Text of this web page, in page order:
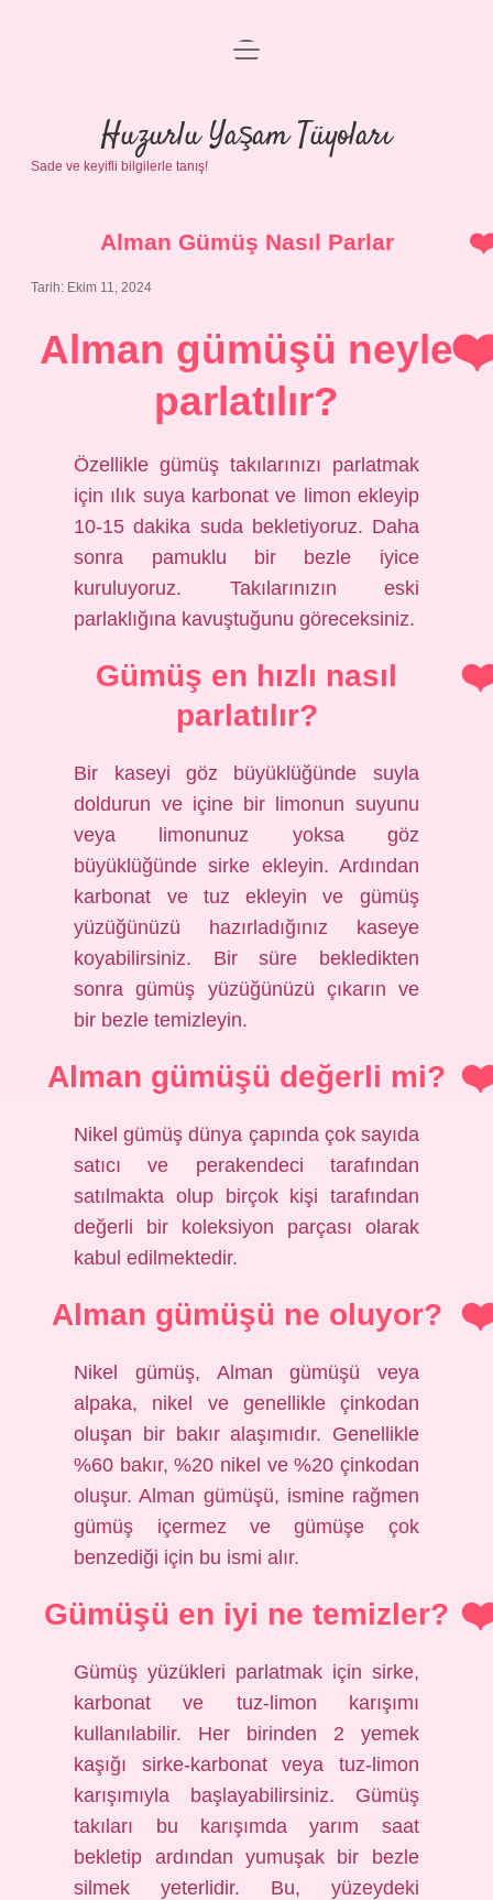
Anasayfa
Gizlilik Politikası
Yasal Uyarı
menüyü
Huzurlu Yaşam Tüyoları
Sade ve keyifli bilgilerle tanış!
Alman Gümüş Nasıl Parlar
Tarih: Ekim 11, 2024
Alman gümüşü neyle
parlatılır?
Özellikle gümüş takılarınızı parlatmak
için ılık suya karbonat ve limon ekleyip
10-15 dakika suda bekletiyoruz. Daha
sonra pamuklu bir bezle iyice
kuruluyoruz. Takılarınızın eski
parlaklığına kavuştuğunu göreceksiniz.
Gümüş en hızlı nasıl
parlatılır?
Bir kaseyi göz büyüklüğünde suyla
doldurun ve içine bir limonun suyunu
veya limonunuz yoksa göz
büyüklüğünde sirke ekleyin. Ardından
karbonat ve tuz ekleyin ve gümüş
yüzüğünüzü hazırladığınız kaseye
koyabilirsiniz. Bir süre bekledikten
sonra gümüş yüzüğünüzü çıkarın ve
bir bezle temizleyin.
Alman gümüşü değerli mi?
Nikel gümüş dünya çapında çok sayıda
satıcı ve perakendeci tarafından
satılmakta olup birçok kişi tarafından
değerli bir koleksiyon parçası olarak
kabul edilmektedir.
Alman gümüşü ne oluyor?
Nikel gümüş, Alman gümüşü veya
alpaka, nikel ve genellikle çinkodan
oluşan bir bakır alaşımıdır. Genellikle
%60 bakır, %20 nikel ve %20 çinkodan
oluşur. Alman gümüşü, ismine rağmen
gümüş içermez ve gümüşe çok
benzediği için bu ismi alır.
Gümüşü en iyi ne temizler?
Gümüş yüzükleri parlatmak için sirke,
karbonat ve tuz-limon karışımı
kullanılabilir. Her birinden 2 yemek
kaşığı sirke-karbonat veya tuz-limon
karışımıyla başlayabilirsiniz. Gümüş
takıları bu karışımda yarım saat
bekletip ardından yumuşak bir bezle
silmek yeterlidir. Bu, yüzeydeki